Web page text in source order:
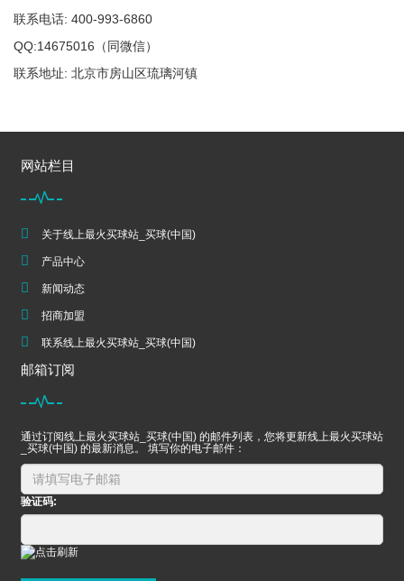
联系电话: 400-993-6860
QQ:14675016（同微信）
联系地址: 北京市房山区琉璃河镇
网站栏目
关于线上最火买球站_买球(中国)
产品中心
新闻动态
招商加盟
联系线上最火买球站_买球(中国)
邮箱订阅
通过订阅线上最火买球站_买球(中国) 的邮件列表，您将更新线上最火买球站
_买球(中国) 的最新消息。 填写你的电子邮件：
验证码: